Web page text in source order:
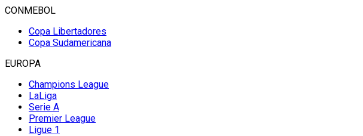
CONMEBOL
Copa Libertadores
Copa Sudamericana
EUROPA
Champions League
LaLiga
Serie A
Premier League
Ligue 1